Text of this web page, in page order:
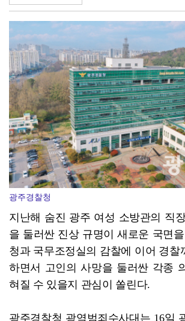
담양군, 메타세쿼이아 가로수길 생육 개선
광주경찰청
지난해 숨진 광주 여성 소방관의 직
을 둘러싼 진상 규명이 새로운 국면
청과 국무조정실의 감찰에 이어 경찰
하면서 고인의 사망을 둘러싼 각종
혀질 수 있을지 관심이 쏠린다.
광주경찰청 광역범죄수사대는 16일